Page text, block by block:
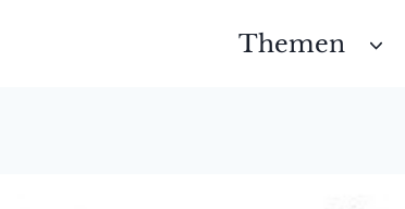
Themen